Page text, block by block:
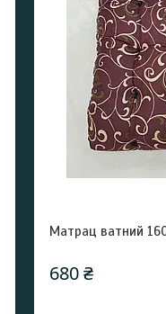
Матрац ватний
680 ₴